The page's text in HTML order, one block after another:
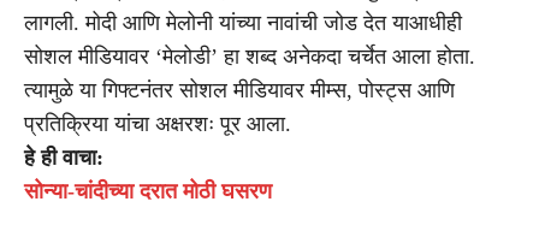
लागली. मोदी आणि मेलोनी यांच्या नावांची जोड देत याआधीही
सोशल मीडियावर ‘मेलोडी’ हा शब्द अनेकदा चर्चेत आला होता.
त्यामुळे या गिफ्टनंतर सोशल मीडियावर मीम्स, पोस्ट्स आणि
प्रतिक्रिया यांचा अक्षरशः पूर आला.
हे ही वाचा:
सोन्या-चांदीच्या दरात मोठी घसरण